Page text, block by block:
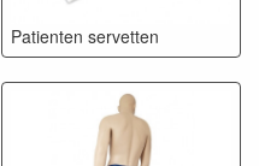
Patienten servetten